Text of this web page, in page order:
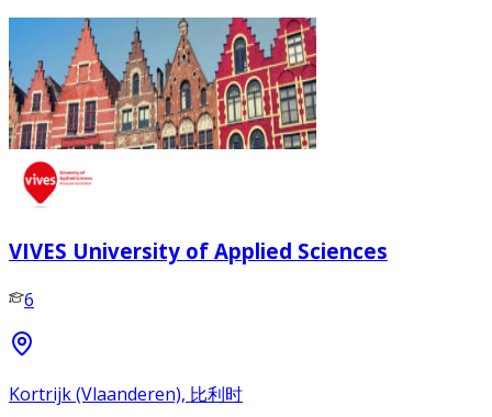
VIVES University of Applied Sciences
6
Kortrijk (Vlaanderen), 比利时